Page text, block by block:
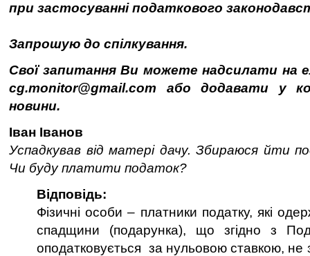
при застосуванні податкового
Запрошую до спілкування.
Свої запитання Ви можете надсилати на
cg.monitor@gmail.com або додавати у
новини.
Іван Іванов
Успадкував від матері дачу. Збираюся йти
Чи буду платити податок?
Відповідь:
Фізичні особи – платники податку, які
спадщини (подарунка), що згідно з
оподатковується за нульовою ставкою, не